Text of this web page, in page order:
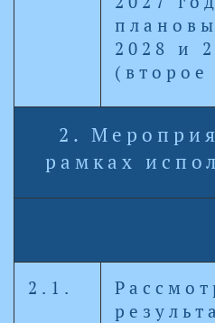
2028 и
(второе
2.
рамках
2.1.